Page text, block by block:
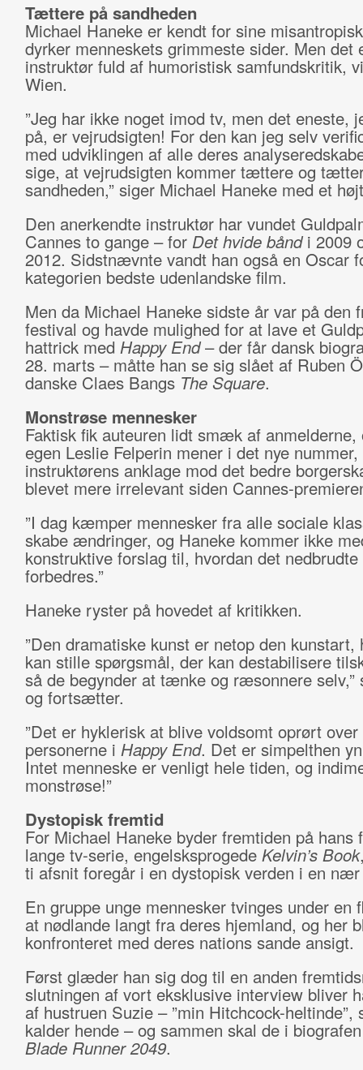
Tættere på sandheden
Michael Haneke er kendt for sine
dyrker menneskets grimmeste sider. Men det
instruktør fuld af humoristisk samfundskritik,
Wien.
”Jeg har ikke noget imod tv, men det eneste,
på, er vejrudsigten! For den kan jeg selv
med udviklingen af alle deres
sige, at vejrudsigten kommer tættere og
sandheden,” siger Michael Haneke med et
Den anerkendte instruktør har vundet
Cannes to gange – for Det hvide båndi 2009
2012. Sidstnævnte vandt han også en Oscar
kategorien bedste udenlandske film.
Men da Michael Haneke sidste år var på den
festival og havde mulighed for at lave et
hattrick med Happy End– der får dansk
28. marts – måtte han se sig slået af Ruben
danske Claes Bangs The Square.
Monstrøse mennesker
Faktisk fik auteuren lidt smæk af anmelderne,
egen Leslie Felperin mener i det nye nummer,
instruktørens anklage mod det bedre
blevet mere irrelevant siden Cannes-
”I dag kæmper mennesker fra alle sociale
skabe ændringer, og Haneke kommer ikke
konstruktive forslag til, hvordan det
forbedres.”
Haneke ryster på hovedet af kritikken.
”Den dramatiske kunst er netop den kunstart,
kan stille spørgsmål, der kan destabilisere
så de begynder at tænke og ræsonnere selv,”
og fortsætter.
”Det er hyklerisk at blive voldsomt oprørt over
personerne i Happy End. Det er simpelthen
Intet menneske er venligt hele tiden, og
monstrøse!”
Dystopisk fremtid
For Michael Haneke byder fremtiden på hans
lange tv-serie, engelsksprogede Kelvin’s Book
ti afsnit foregår i en dystopisk verden i en
En gruppe unge mennesker tvinges under en
at nødlande langt fra deres hjemland, og her
konfronteret med deres nations sande ansigt.
Først glæder han sig dog til en anden
slutningen af vort eksklusive interview bliver
af hustruen Suzie – ”min Hitchcock-heltinde”,
kalder hende – og sammen skal de i
Blade Runner 2049.